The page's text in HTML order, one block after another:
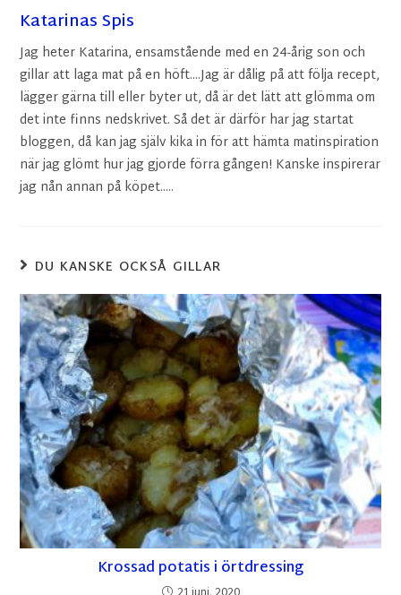
Katarinas Spis
Jag heter Katarina, ensamstående med en 24-årig son och
gillar att laga mat på en höft....Jag är dålig på att följa recept,
lägger gärna till eller byter ut, då är det lätt att glömma om
det inte finns nedskrivet. Så det är därför har jag startat
bloggen, då kan jag själv kika in för att hämta matinspiration
när jag glömt hur jag gjorde förra gången! Kanske inspirerar
jag nån annan på köpet.....
DU KANSKE OCKSÅ GILLAR
Krossad potatis i örtdressing